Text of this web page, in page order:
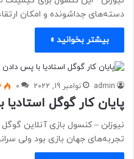
دسته‌های جداشونده و امکان
بیشتر بخوانید »
admin نوامبر 19, 2022 0
پایان کار گوگل
نیوزلن – کنسول بازی آنلاین
تجربه‌های جهان بازی بود ولی